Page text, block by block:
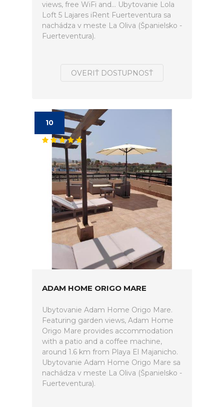
views, free WiFi and... Ubytovanie Lola
Loft 5 Lajares iRent Fuerteventura sa
nachádza v meste La Oliva (Španielsko -
Fuerteventura).
OVERIŤ DOSTUPNOSŤ
10
ADAM HOME ORIGO MARE
Ubytovanie Adam Home Origo Mare.
Featuring garden views, Adam Home
Origo Mare provides accommodation
with a patio and a coffee machine,
around 1.6 km from Playa El Majanicho.
Ubytovanie Adam Home Origo Mare sa
nachádza v meste La Oliva (Španielsko -
Fuerteventura).